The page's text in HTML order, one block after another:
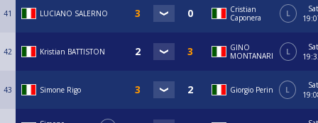
41 LUCIANO SALERNO
Cristian
Caponera
L
Sat
42 Kristian BATTISTON
GINO
MONTANARI
L
Sat
43 Simone Rigo Giorgio Perin L
Sat